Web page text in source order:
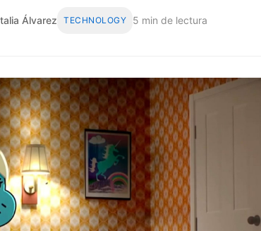
Álvarez TECHNOLOGY 5 min de lectura